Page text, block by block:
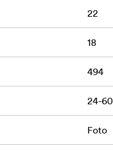
22
18
494
24-60
Foto